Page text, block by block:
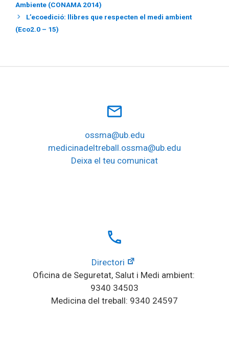
Ambiente (CONAMA 2014)
L’ecoedició: llibres que respecten el medi ambient
(Eco2.0 – 15)
mail_outline
ossma@ub.edu
medicinadeltreball.ossma@ub.edu
Deixa el teu comunicat
local_phone
Directori
Oficina de Seguretat, Salut i Medi ambient:
9340 34503
Medicina del treball: 9340 24597